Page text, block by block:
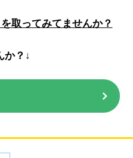
取ってみてませんか？
か？↓